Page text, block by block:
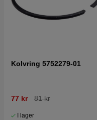
Kolvring 5752279-01
77 kr 81 kr
I lager